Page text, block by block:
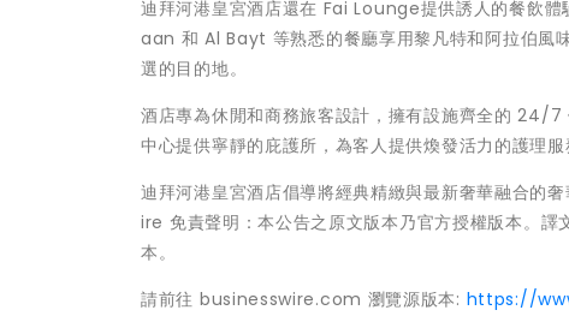
迪拜河港皇宮酒店還在 Fai Lounge提供誘人的餐飲
aan 和 Al Bayt 等熟悉的餐廳享用黎凡特和阿拉伯風
選的目的地。
酒店專為休閒和商務旅客設計，擁有設施齊全的 24/
中心提供寧靜的庇護所，為客人提供煥發活力的護理服
迪拜河港皇宮酒店倡導將經典精緻與最新奢華融合的
ire 免責聲明：本公告之原文版本乃官方授權版本。
本。
請前往 businesswire.com 瀏覽源版本: https://